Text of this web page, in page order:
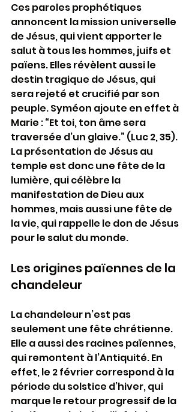
Ces paroles prophétiques
annoncent la mission universelle
de Jésus, qui vient apporter le
salut à tous les hommes, juifs et
païens. Elles révèlent aussi le
destin tragique de Jésus, qui
sera rejeté et crucifié par son
peuple. Syméon ajoute en effet à
Marie : “Et toi, ton âme sera
traversée d’un glaive.” (Luc 2, 35).
La présentation de Jésus au
temple est donc une fête de la
lumière, qui célèbre la
manifestation de Dieu aux
hommes, mais aussi une fête de
la vie, qui rappelle le don de Jésus
pour le salut du monde.
Les origines païennes de la
chandeleur
La chandeleur n’est pas
seulement une fête chrétienne.
Elle a aussi des racines païennes,
qui remontent à l’Antiquité. En
effet, le 2 février correspond à la
période du solstice d’hiver, qui
marque le retour progressif de la